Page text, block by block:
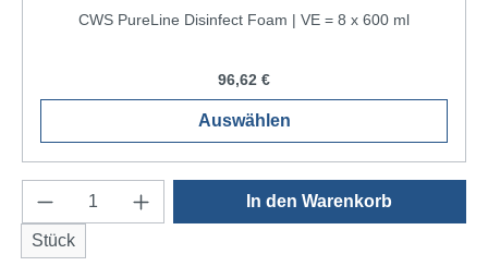
CWS PureLine Disinfect Foam | VE = 8 x 600 ml
96,62 €
Auswählen
Produkt Anzahl: Gib den gewünschten
Stück
In den Warenkorb